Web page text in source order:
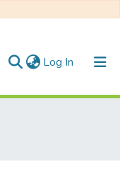
Log In (current)